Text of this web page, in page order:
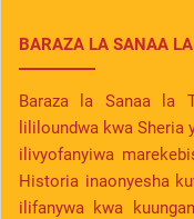
BARAZA LA SANAA
Baraza la Sanaa la
lililoundwa kwa Sheria
ilivyofanyiwa
Historia inaonyesha
ilifanywa kwa